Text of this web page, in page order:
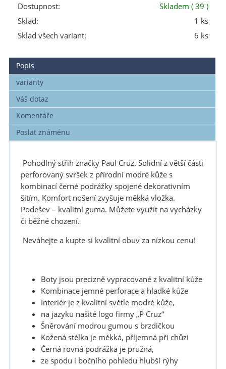
Dostupnost:
Skladem ( 39 )
Sklad:
1 ks
Sklad všech variant:
6 ks
Popis
varianty
Váš dotaz
Komentáře
Poslat známénu
Pohodlný střih značky Paul Cruz. Solidní z větší části
perforovaný svršek z přírodní modré kůže s
kombinací černé podrážky spojené dekorativním
šitím. Komfort nošení zvyšuje měkká vložka.
Podešev – kvalitní guma. Můžete využít na vycházky
či běžné chození.
Neváhejte a kupte si kvalitní obuv za nízkou cenu!
Boty jsou precizně vypracované z kvalitní kůže
Kombinace jemné perforace a hladké kůže
Interiér je z kvalitní světle modré kůže,
na jazyku našité logo firmy „P Cruz“
Šněrování modrou gumou s brzdičkou
Kožená stélka je měkká, příjemná při chůzi
Černá rovná podrážka je pružná,
ze spodu i bočního pohledu hlubší rýhy